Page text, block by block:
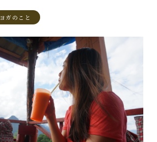
ヨガのこと